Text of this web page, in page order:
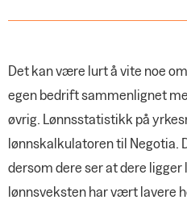
Det kan være lurt å vite noe
egen bedrift sammenlignet
øvrig. Lønnsstatistikk på
lønnskalkulatoren til Negotia.
dersom dere ser at dere ligger
lønnsveksten har vært lavere